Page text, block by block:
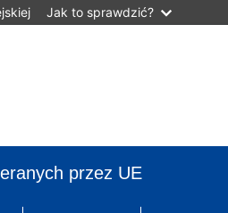
Jak to sprawdzić?
przez UE